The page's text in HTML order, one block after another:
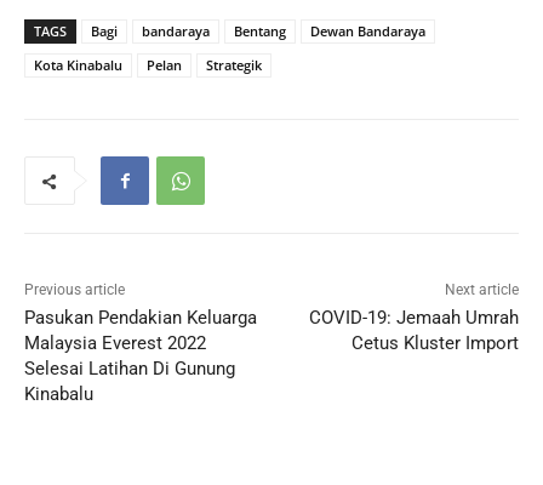
TAGS Bagi bandaraya Bentang
Dewan Bandaraya
Kota Kinabalu
Pelan Strategik
Previous article
Pasukan Pendakian Keluarga
Malaysia Everest 2022
Selesai Latihan Di Gunung
Kinabalu
Next article
COVID-19: Jemaah Umrah
Cetus Kluster Import